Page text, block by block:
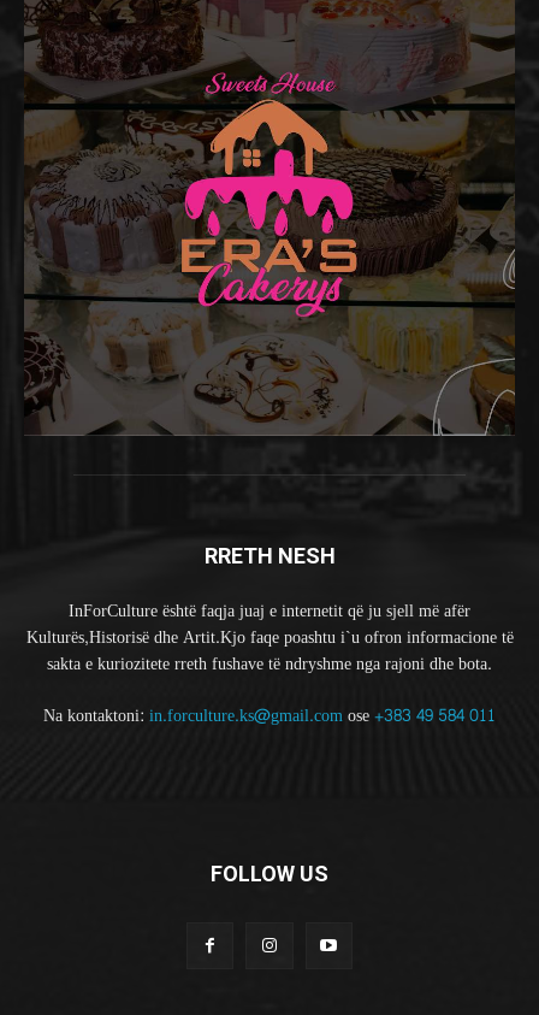
RRETH NESH
InForCulture është faqja juaj e internetit që ju sjell më afër
Kulturës,Historisë dhe Artit.Kjo faqe poashtu i`u ofron informacione të
sakta e kuriozitete rreth fushave të ndryshme nga rajoni dhe bota.
Na kontaktoni: in.forculture.ks@gmail.comose+383 49 584 011
FOLLOW US